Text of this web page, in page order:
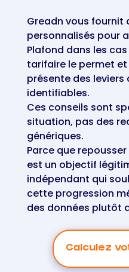
Greadn vous fournit
personnalisés pour
Plafond dans les
tarifaire le permet
présente des
identifiables.
Ces conseils sont
situation, pas des
génériques.
Parce que
est un objectif
indépendant qui
cette progression
des données plutôt
Calculez